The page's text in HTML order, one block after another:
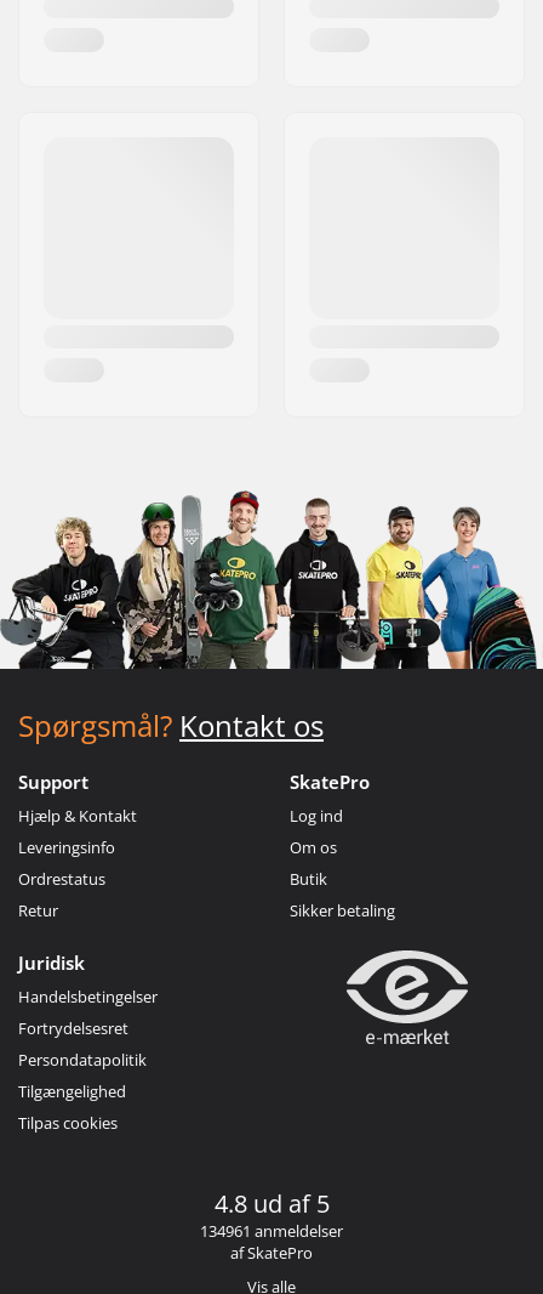
Spørgsmål? Kontakt os
Support
Hjælp & Kontakt
Leveringsinfo
Ordrestatus
Retur
SkatePro
Log ind
Om os
Butik
Sikker betaling
Juridisk
Handelsbetingelser
Fortrydelsesret
Persondatapolitik
Tilgængelighed
Tilpas cookies
4.8 ud af 5
134961 anmeldelser
af SkatePro
Vis alle